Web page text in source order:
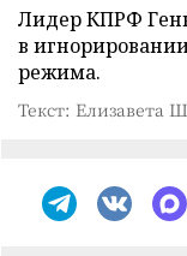
Лидер КПРФ
в
режима.
Текст: Елизавета